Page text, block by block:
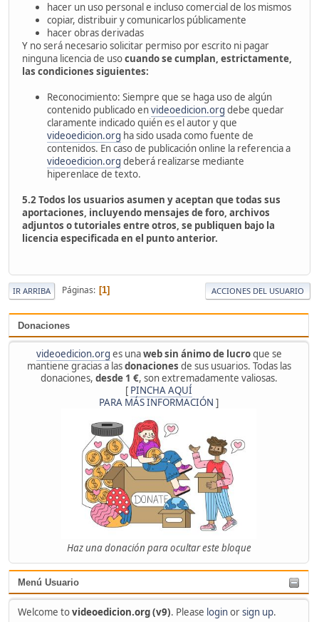
Donaciones
videoedicion.org es unaweb sin ánimo de lucroque se
mantiene gracias a lasdonaciones de sus usuarios. Todas las
donaciones, desde 1 €, son extremadamente valiosas.
[ PINCHA AQUÍ
PARA MÁS INFORMACIÓN ]
Haz una donación para ocultar este bloque
Menú Usuario
Welcome tovideoedicion.org (v9). Please loginorsign up.
hacer un uso personal e incluso comercial de los mismos
copiar, distribuir y comunicarlos públicamente
hacer obras derivadas
Y no será necesario solicitar permiso por escrito ni pagar
ninguna licencia de usocuando se cumplan, estrictamente,
las condiciones siguientes:
Reconocimiento: Siempre que se haga uso de algún
contenido publicado envideoedicion.org debe quedar
claramente indicado quién es el autor y que
videoedicion.org ha sido usada como fuente de
contenidos. En caso de publicación online la referencia a
videoedicion.org deberá realizarse mediante
hiperenlace de texto.
5.2Todos los usuarios asumen y aceptan que todas sus
aportaciones, incluyendo mensajes de foro, archivos
adjuntos o tutoriales entre otros, se publiquen bajo la
licencia especificada en el punto anterior.
IR ARRIBA Páginas 1 ACCIONES DEL USUARIO